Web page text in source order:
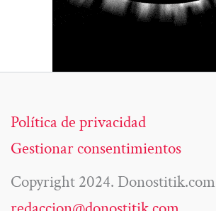
Política de privacidad
Gestionar consentimientos
Copyright 2024. Donostitik.com